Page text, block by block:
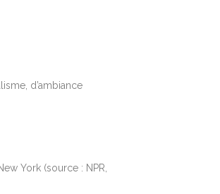
d’ambiance
York (source : NPR,